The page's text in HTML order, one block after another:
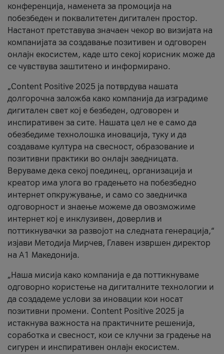
конференција, наменета за промоција на
побезбеден и поквалитетен дигитален простор.
Настанот претставува значаен чекор во визијата на
компанијата за создавање позитивен и одговорен
онлајн екосистем, каде што секој корисник може да
се чувствува заштитено и информирано.
„Content Positive 2025 ја потврдува нашата
долгорочна заложба како компанија да изградиме
дигитален свет кој е безбеден, одговорен и
инспиративен за сите. Нашата цел не е само да
обезбедиме технолошка иновација, туку и да
создаваме култура на свесност, образование и
позитивни практики во онлајн заедницата.
Веруваме дека секој поединец, организација и
креатор има улога во градењето на побезбедно
интернет опкружување, и само со заедничка
одговорност и знаење можеме да овозможиме
интернет кој е инклузивен, доверлив и
поттикнувачки за развојот на следната генерација,“
изјави Методија Мирчев, Главен извршен директор
на А1 Македонија.
„Наша мисија како компанија е да поттикнуваме
одговорно користење на дигиталните технологии и
да создадеме услови за иновации кои носат
позитивни промени. Content Positive 2025 ја
истакнува важноста на практичните решенија,
соработка и свесност, кои се клучни за градење на
сигурен и инспиративен онлајн екосистем.